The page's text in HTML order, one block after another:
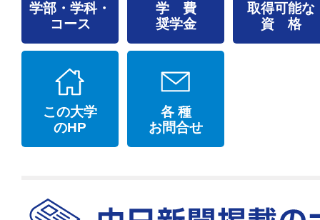
学部・学科・
コース
学 費
奨学金
取得可能な
資 格
この大学
のHP
各 種
お問合せ